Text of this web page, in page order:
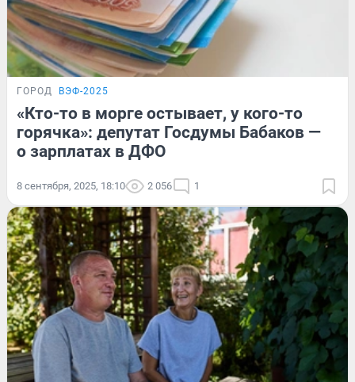
ГОРОД ВЭФ-2025
«Кто-то в морге остывает, у кого-то
горячка»: депутат Госдумы Бабаков —
о зарплатах в ДФО
8 сентября, 2025, 18:10 2 056 1